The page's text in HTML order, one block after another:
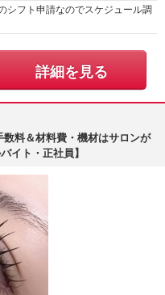
シフト申請なのでスケジュール調
詳細を見る
数料＆材料費・機材はサロンが
イト・正社員】